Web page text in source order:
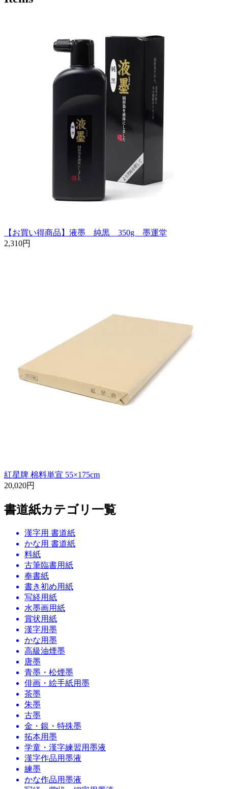
【お買い得商品】液墨 純黒 350g 墨運堂
2,310円
紅星牌 棉料単宣 55×175cm
20,020円
書道紙カテゴリ一覧
漢字用 書道紙
かな用 書道紙
料紙
古筆臨書用紙
奉書紙
書き初め用紙
写経用紙
水墨画用紙
賞状用紙
漢字用墨
かな用墨
高級油煙墨
唐墨
青墨・松煙墨
俳画・絵手紙用墨
茶墨
朱墨
古墨
金・銀・特殊墨
拓本用墨
学童・漢字練習用墨液
漢字作品用墨液
練墨
かな作品用墨液